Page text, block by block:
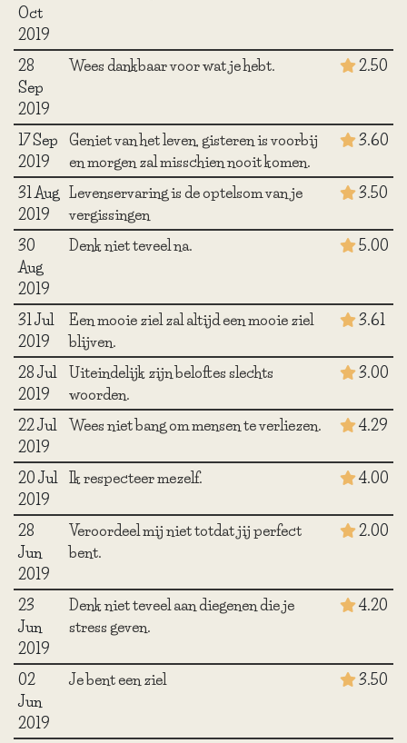
Oct
2019
28
Sep
2019
Wees dankbaar voor wat je hebt. 2.50
17 Sep
2019
Geniet van het leven, gisteren is voorbij
en morgen zal misschien nooit komen.
3.60
31 Aug
2019
Levenservaring is de optelsom van je
vergissingen
3.50
30
Aug
2019
Denk niet teveel na. 5.00
31 Jul
2019
Een mooie ziel zal altijd een mooie ziel
blijven.
3.61
28 Jul
2019
Uiteindelijk zijn beloftes slechts
woorden.
3.00
22 Jul
2019
Wees niet bang om mensen te verliezen. 4.29
20 Jul
2019
Ik respecteer mezelf. 4.00
28
Jun
2019
Veroordeel mij niet totdat jij perfect
bent.
2.00
23
Jun
2019
Denk niet teveel aan diegenen die je
stress geven.
4.20
02
Jun
2019
Je bent een ziel 3.50